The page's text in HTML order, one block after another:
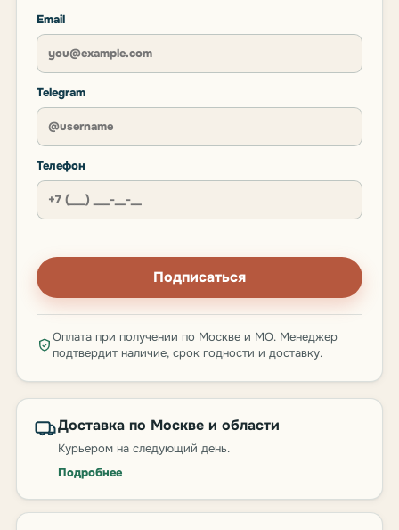
Email
Telegram
Телефон
Подписаться
Оплата при получении по Москве и МО. Менеджер
подтвердит наличие, срок годности и доставку.
Доставка по Москве и области
Курьером на следующий день.
Подробнее